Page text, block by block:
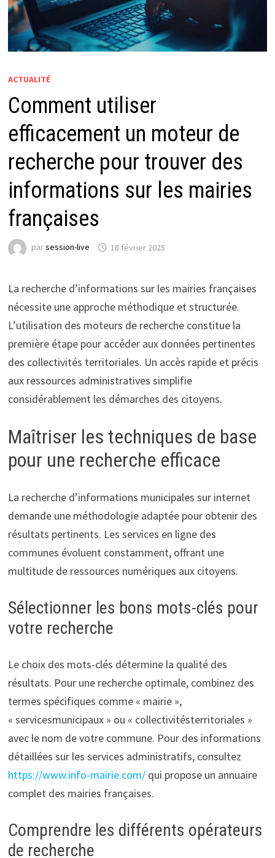
ACTUALITÉ
Comment utiliser
efficacement un moteur de
recherche pour trouver des
informations sur les mairies
françaises
parsession-live 18 février 2025
La recherche d’informations sur les mairies françaises
nécessite une approche méthodique et structurée.
L’utilisation des moteurs de recherche constitue la
première étape pour accéder aux données pertinentes
des collectivités territoriales. Un accès rapide et précis
aux ressources administratives simplifie
considérablement les démarches des citoyens.
Maîtriser les techniques de base
pour une recherche efficace
La recherche d’informations municipales sur internet
demande une méthodologie adaptée pour obtenir des
résultats pertinents. Les services en ligne des
communes évoluent constamment, offrant une
multitude de ressources numériques aux citoyens.
Sélectionner les bons mots-clés pour
votre recherche
Le choix des mots-clés détermine la qualité des
résultats. Pour une recherche optimale, combinez des
termes spécifiques comme « mairie »,
« servicesmunicipaux » ou « collectivitésterritoriales »
avec le nom de votre commune. Pour des informations
détaillées sur les services administratifs, consultez
https://www.info-mairie.com/qui propose un annuaire
complet des mairies françaises.
Comprendre les différents opérateurs
de recherche